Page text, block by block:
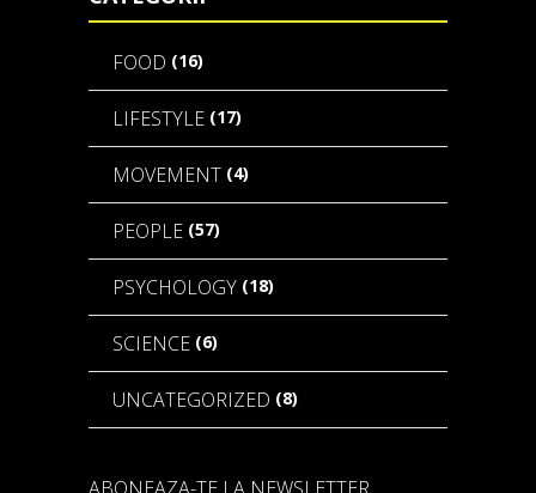
FOOD (16)
LIFESTYLE (17)
MOVEMENT (4)
PEOPLE (57)
PSYCHOLOGY (18)
SCIENCE (6)
UNCATEGORIZED (8)